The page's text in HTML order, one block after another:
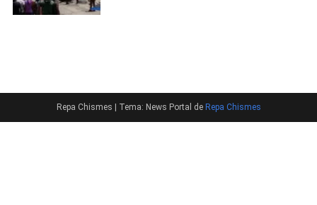
Repa Chismes Tema: News Portal de Repa Chismes